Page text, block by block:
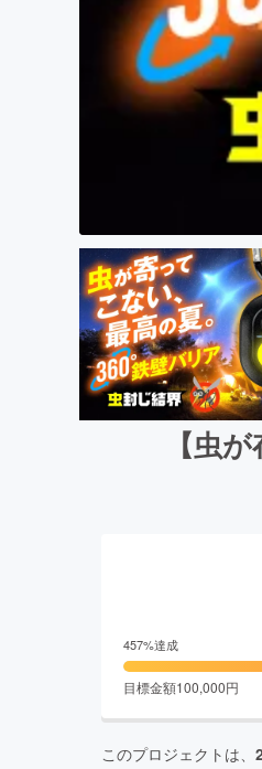
【虫
457%達成
目標金額100,000円
このプロジェクトは、